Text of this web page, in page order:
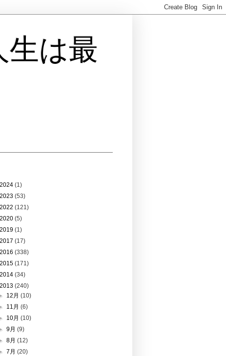
は最
2024 (1)
2023 (53)
2022 (121)
2020 (5)
2019 (1)
2017 (17)
2016 (338)
2015 (171)
2014 (34)
2013 (240)
12月(10)
11月(6)
10月(10)
9月(9)
8月(12)
7月(20)